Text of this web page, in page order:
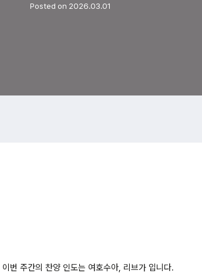
Posted on 2026.03.01
이번 주간의 찬양 인도는 여호수아, 리브가 입니다.